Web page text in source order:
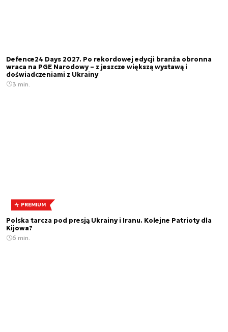
Defence24 Days 2027. Po rekordowej edycji branża obronna
wraca na PGE Narodowy – z jeszcze większą wystawą i
doświadczeniami z Ukrainy
3 min.
PREMIUM
Polska tarcza pod presją Ukrainy i Iranu. Kolejne Patrioty dla
Kijowa?
6 min.